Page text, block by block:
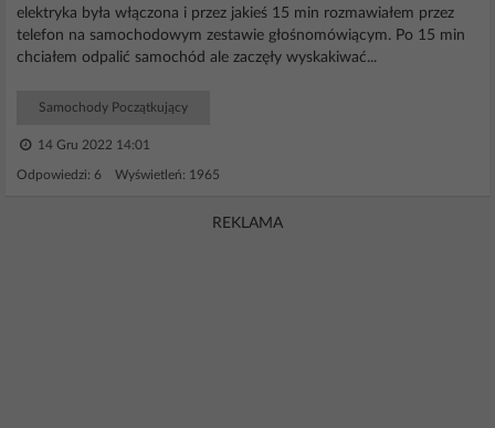
elektryka była włączona i przez jakieś 15 min rozmawiałem przez
telefon na samochodowym zestawie głośnomówiącym. Po 15 min
chciałem odpalić samochód ale zaczęły wyskakiwać...
Samochody Początkujący
14 Gru 2022 14:01
Odpowiedzi: 6 Wyświetleń: 1965
REKLAMA